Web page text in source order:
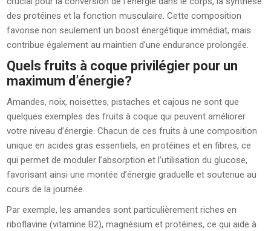
des protéines et la fonction musculaire. Cette composition
favorise non seulement un boost énergétique immédiat, mais
contribue également au maintien d’une endurance prolongée.
Quels fruits à coque privilégier pour un
maximum d’énergie?
Amandes, noix, noisettes, pistaches et cajous ne sont que
quelques exemples des fruits à coque qui peuvent améliorer
votre niveau d’énergie. Chacun de ces fruits à une composition
unique en acides gras essentiels, en protéines et en fibres, ce
qui permet de moduler l’absorption et l’utilisation du glucose,
favorisant ainsi une montée d’énergie graduelle et soutenue au
cours de la journée.
Par exemple, les amandes sont particulièrement riches en
riboflavine (vitamine B2), magnésium et protéines, ce qui aide à